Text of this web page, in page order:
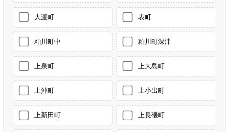
大渡町 表町
粕川町中 粕川町深津
上泉町 上大島町
上沖町 上小出町
上新田町 上長磯町